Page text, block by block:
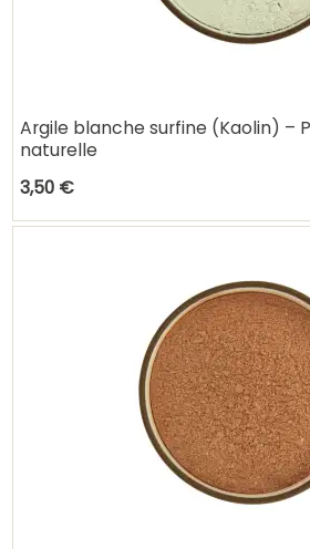
Argile blanche surfine (Kaolin) –
naturelle
3,50 €